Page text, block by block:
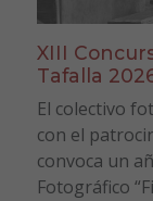
XIII
Tafalla
El colectivo
con el
convoca un
Fotográfico